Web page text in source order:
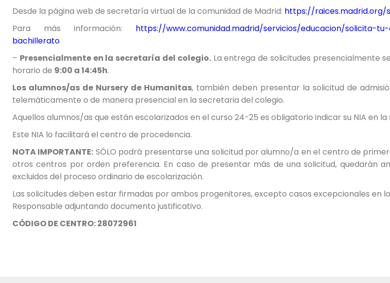
Desde la página web de secretaría virtual de la comunidad de Madrid: https://
Para más información: https://www.comunidad.madrid/servicios/educacion/solicita-
bachillerato
– Presencialmente en la secretaría del colegio.La entrega de solicitudes presencialmente
horario de 9:00 a 14:45h.
Los alumnos/as de Nursery de Humanitas, también deben presentar la solicitud de
telemáticamente o de manera presencial en la secretaria del colegio.
Aquellos alumnos/as que están escolarizados en el curso 24-25 es obligatorio indicar su NIA en la
Este NIA lo facilitará el centro de procedencia.
NOTA IMPORTANTE: SÓLO podrá presentarse una solicitud por alumno/a en el centro de
otros centros por orden preferencia. En caso de presentar más de una solicitud, quedarán
excluidos del proceso ordinario de escolarización.
Las solicitudes deben estar firmadas por ambos progenitores, excepto casos excepcionales en
Responsable adjuntando documento justificativo.
CÓDIGO DE CENTRO: 28072961